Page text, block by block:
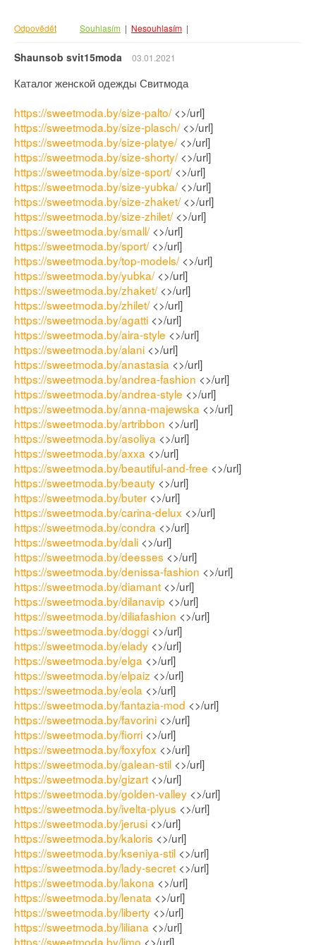
Odpovědět Souhlasím | Nesouhlasím |
Shaunsob svit15moda 03.01.2021
Каталог женской одежды Свитмода
https://sweetmoda.by/size-palto/<>/url]
https://sweetmoda.by/size-plasch/<>/url]
https://sweetmoda.by/size-platye/<>/url]
https://sweetmoda.by/size-shorty/<>/url]
https://sweetmoda.by/size-sport/<>/url]
https://sweetmoda.by/size-yubka/<>/url]
https://sweetmoda.by/size-zhaket/<>/url]
https://sweetmoda.by/size-zhilet/<>/url]
https://sweetmoda.by/small/<>/url]
https://sweetmoda.by/sport/<>/url]
https://sweetmoda.by/top-models/<>/url]
https://sweetmoda.by/yubka/<>/url]
https://sweetmoda.by/zhaket/<>/url]
https://sweetmoda.by/zhilet/<>/url]
https://sweetmoda.by/agatti <>/url]
https://sweetmoda.by/aira-style <>/url]
https://sweetmoda.by/alani <>/url]
https://sweetmoda.by/anastasia <>/url]
https://sweetmoda.by/andrea-fashion <>/url]
https://sweetmoda.by/andrea-style <>/url]
https://sweetmoda.by/anna-majewska <>/url]
https://sweetmoda.by/artribbon <>/url]
https://sweetmoda.by/asoliya <>/url]
https://sweetmoda.by/axxa <>/url]
https://sweetmoda.by/beautiful-and-free <>/url]
https://sweetmoda.by/beauty <>/url]
https://sweetmoda.by/buter <>/url]
https://sweetmoda.by/carina-delux <>/url]
https://sweetmoda.by/condra <>/url]
https://sweetmoda.by/dali <>/url]
https://sweetmoda.by/deesses <>/url]
https://sweetmoda.by/denissa-fashion <>/url]
https://sweetmoda.by/diamant <>/url]
https://sweetmoda.by/dilanavip <>/url]
https://sweetmoda.by/diliafashion <>/url]
https://sweetmoda.by/doggi <>/url]
https://sweetmoda.by/elady <>/url]
https://sweetmoda.by/elga <>/url]
https://sweetmoda.by/elpaiz <>/url]
https://sweetmoda.by/eola <>/url]
https://sweetmoda.by/fantazia-mod <>/url]
https://sweetmoda.by/favorini <>/url]
https://sweetmoda.by/fiorri <>/url]
https://sweetmoda.by/foxyfox <>/url]
https://sweetmoda.by/galean-stil <>/url]
https://sweetmoda.by/gizart <>/url]
https://sweetmoda.by/golden-valley <>/url]
https://sweetmoda.by/ivelta-plyus <>/url]
https://sweetmoda.by/jerusi <>/url]
https://sweetmoda.by/kaloris <>/url]
https://sweetmoda.by/kseniya-stil <>/url]
https://sweetmoda.by/lady-secret <>/url]
https://sweetmoda.by/lakona <>/url]
https://sweetmoda.by/lenata <>/url]
https://sweetmoda.by/liberty <>/url]
https://sweetmoda.by/liliana <>/url]
https://sweetmoda.by/limo <>/url]